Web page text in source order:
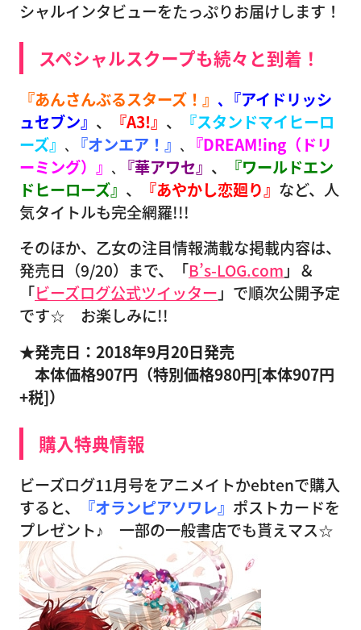
シャルインタビューをたっぷりお届けします！
スペシャルスクープも続々と到着！
『あんさんぶるスターズ！』 ､『アイドリッシ
ュセブン』 、 『A3!』 、
『スタンドマイヒーロ
ーズ』 ､ 『オンエア！』 ､ 『DREAM!ing（ドリ
ーミング）』 ､ 『華アワセ』 、
『ワールドエン
ドヒーローズ』 、 『あやかし恋廻り』 など、人
気タイトルも完全網羅!!!
そのほか、乙女の注目情報満載な掲載内容は、
発売日（9/20）まで、「B’s-LOG.com 」＆
「ビーズログ公式ツイッター 」で順次公開予定
です☆ お楽しみに!!
★発売日：2018年9月20日発売
本体価格907円（特別価格980円[本体907円
+税]）
購入特典情報
ビーズログ11月号をアニメイトかebtenで購入
すると、
『オランピアソワレ』 ポストカードを
プレゼント♪ 一部の一般書店でも貰えマス☆